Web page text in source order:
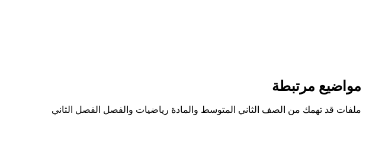
مواضيع مرتبطة
ملفات قد تهمك من الصف الثاني المتوسط والمادة رياضيات والفصل الفصل الثاني